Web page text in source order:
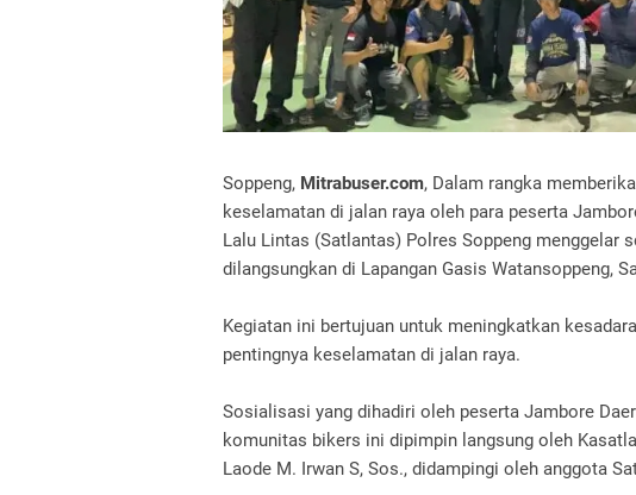
Soppeng, Mitrabuser.com, Dalam rangka
keselamatan di jalan raya oleh para peserta
Lalu Lintas (Satlantas) Polres Soppeng menggelar
dilangsungkan di Lapangan Gasis Watansoppeng,
Kegiatan ini bertujuan untuk meningkatkan
pentingnya keselamatan di jalan raya.
Sosialisasi yang dihadiri oleh peserta Jambore
komunitas bikers ini dipimpin langsung oleh
Laode M. Irwan S, Sos., didampingi oleh anggota